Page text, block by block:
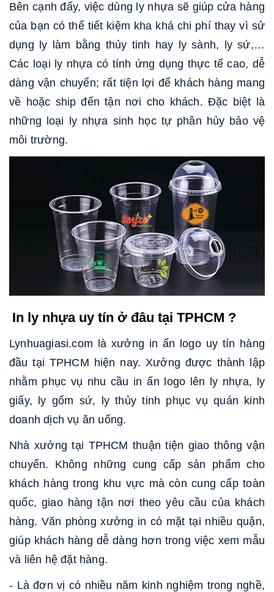
Bên cạnh đấy, việc dùng ly nhựa sẽ giúp cửa hàng
của bạn có thể tiết kiệm kha khá chi phí thay vì sử
dụng ly làm bằng thủy tinh hay ly sành, ly sứ,…
Các loại ly nhựa có tính ứng dụng thực tế cao, dễ
dàng vận chuyển; rất tiện lợi để khách hàng mang
về hoặc ship đến tận nơi cho khách. Đặc biệt là
những loại ly nhựa sinh học tự phân hủy bảo vệ
môi trường.
In ly nhựa uy tín ở đâu tại TPHCM ?
Lynhuagiasi.com là xưởng in ấn logo uy tín hàng
đầu tại TPHCM hiện nay. Xưởng được thành lập
nhằm phục vụ nhu cầu in ấn logo lên ly nhựa, ly
giấy, ly gốm sứ, ly thủy tinh phục vụ quán kinh
doanh dịch vụ ăn uống.
Nhà xưởng tại TPHCM thuận tiện giao thông vận
chuyển. Không những cung cấp sản phẩm cho
khách hàng trong khu vực mà còn cung cấp toàn
quốc, giao hàng tận nơi theo yêu cầu của khách
hàng. Văn phòng xưởng in có mặt tại nhiều quận,
giúp khách hàng dễ dàng hơn trong việc xem mẫu
và liên hệ đặt hàng.
- Là đơn vị có nhiều năm kinh nghiệm trong nghề,